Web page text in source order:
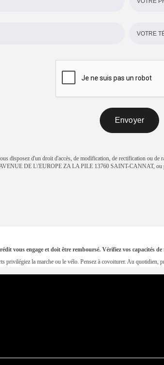
disposez d'un droit d'accès, de modification, de rectification ou de
DE L\'EUROPE ZA LA PILE 13760 SAINT-CANNAT, ou
vous engage et doit être remboursé. Vérifiez vos capacités
privilégiez la marche ou le vélo. Pensez à covoiturer. Au quotidien,